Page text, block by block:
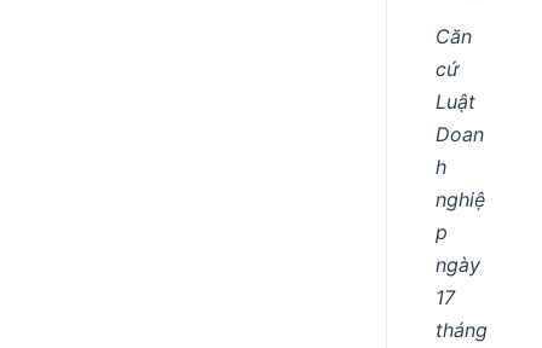
Căn
cứ
Luật
Doan
h
nghiệ
p
ngày
17
tháng